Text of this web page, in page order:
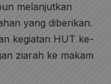
melanjutkan
yang diberikan.
kegiatan HUT ke-
ziarah ke makam